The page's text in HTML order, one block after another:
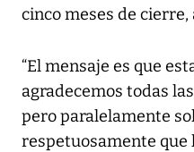
cinco meses de cierre,
“El mensaje es que
agradecemos todas
pero paralelamente
respetuosamente que